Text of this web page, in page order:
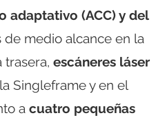
adaptativo (ACC) y del
de medio alcance en la
trasera, escáneres láser
Singleframe y en el
a cuatro pequeñas